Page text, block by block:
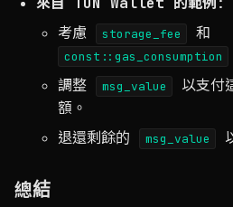
考慮
storage_fee 和
const::gas_consumption
調整
msg_value
以支
額。
退還剩餘的
msg_value
總結